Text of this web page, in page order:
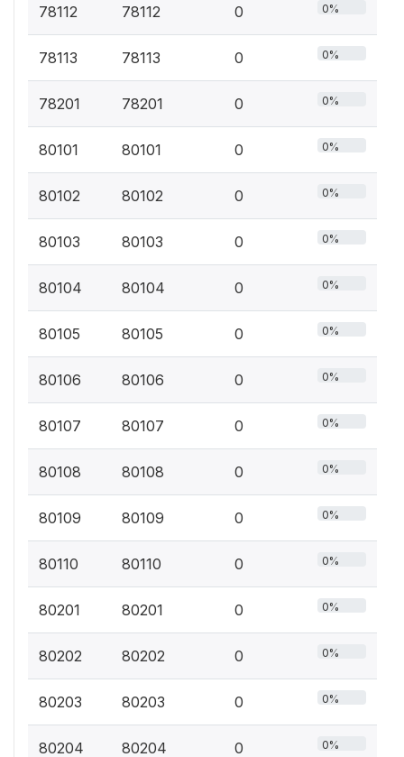
78112 78112 0 0%
78113 78113 0 0%
78201 78201 0 0%
80101 80101 0 0%
80102 80102 0 0%
80103 80103 0 0%
80104 80104 0 0%
80105 80105 0 0%
80106 80106 0 0%
80107 80107 0 0%
80108 80108 0 0%
80109 80109 0 0%
80110 80110 0 0%
80201 80201 0 0%
80202 80202 0 0%
80203 80203 0 0%
80204 80204 0 0%